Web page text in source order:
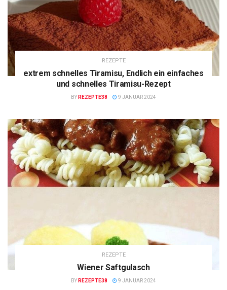
REZEPTE
extrem schnelles Tiramisu, Endlich ein einfaches
und schnelles Tiramisu-Rezept
BY REZEPTE38 9 JANUAR 2024
REZEPTE
Wiener Saftgulasch
BY REZEPTE38 9 JANUAR 2024